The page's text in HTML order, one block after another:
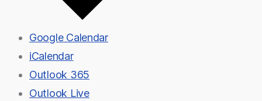
Google Calendar
iCalendar
Outlook 365
Outlook Live